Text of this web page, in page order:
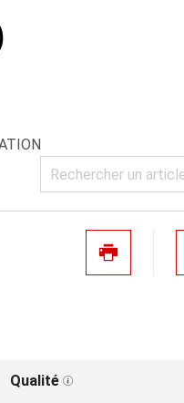
Qualité